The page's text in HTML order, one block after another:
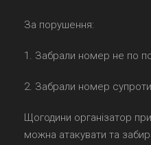
За порушення:
1. Забрали номер не по
2. Забрали номер
Щогодини організатор
можна атакувати та